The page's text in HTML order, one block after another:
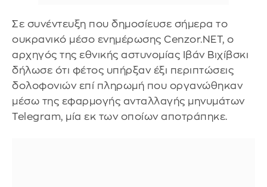
Σε συνέντευξη που δημοσίευσε σήμερα το
ουκρανικό μέσο ενημέρωσης Cenzor.NET, ο
αρχηγός της εθνικής αστυνομίας Ιβάν Βιχίβσκι
δήλωσε ότι φέτος υπήρξαν έξι περιπτώσεις
δολοφονιών επί πληρωμή που οργανώθηκαν
μέσω της εφαρμογής ανταλλαγής μηνυμάτων
Telegram, μία εκ των οποίων αποτράπηκε.